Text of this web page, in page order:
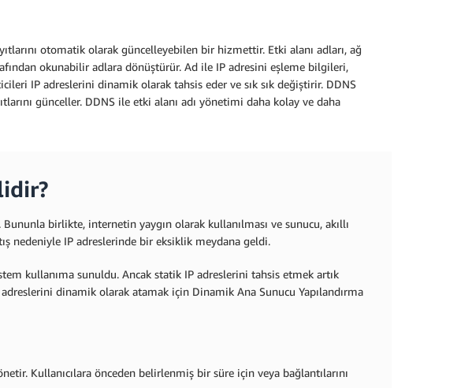
otomatik olarak güncelleyebilen bir hizmettir. Etki alanı adları, ağ
okunabilir adlara dönüştürür. Ad ile IP adresini eşleme bilgileri,
IP adreslerini dinamik olarak tahsis eder ve sık sık değiştirir. DDNS
günceller. DDNS ile etki alanı adı yönetimi daha kolay ve daha
birlikte, internetin yaygın olarak kullanılması ve sunucu, akıllı
nedeniyle IP adreslerinde bir eksiklik meydana geldi.
kullanıma sunuldu. Ancak statik IP adreslerini tahsis etmek artık
dinamik olarak atamak için Dinamik Ana Sunucu Yapılandırma
Kullanıcılara önceden belirlenmiş bir süre için veya bağlantılarını